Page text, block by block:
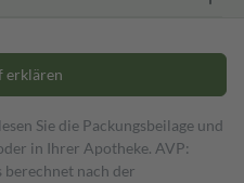
erklären
Sie die Packungsbeilage und
in Ihrer Apotheke. AVP:
nach der